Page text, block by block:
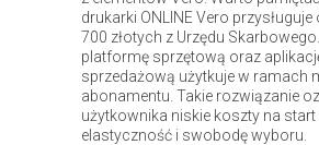
drukarki ONLINE Vero
700 złotych z Urzędu
platformę sprzętową oraz
sprzedażową użytkuje w ramach
abonamentu. Takie rozwiązanie
użytkownika niskie koszty na
elastyczność i swobodę wyboru.